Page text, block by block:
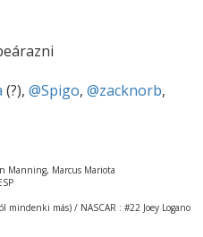
(?), @Spigo, @zacknorb,
Manning, Marcus Mariota
mindenki más) / NASCAR : #22 Joey Logano